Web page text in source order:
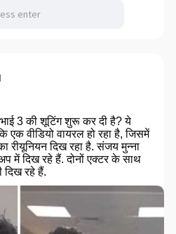
भाई 3 की शूटिंग शुरू कर दी है? ये
एक वीडियो वायरल हो रहा है, जिसमें
रीयूनियन दिख रहा है. संजय मुन्ना
में दिख रहे हैं. दोनों एक्टर के साथ
दिख रहे हैं.